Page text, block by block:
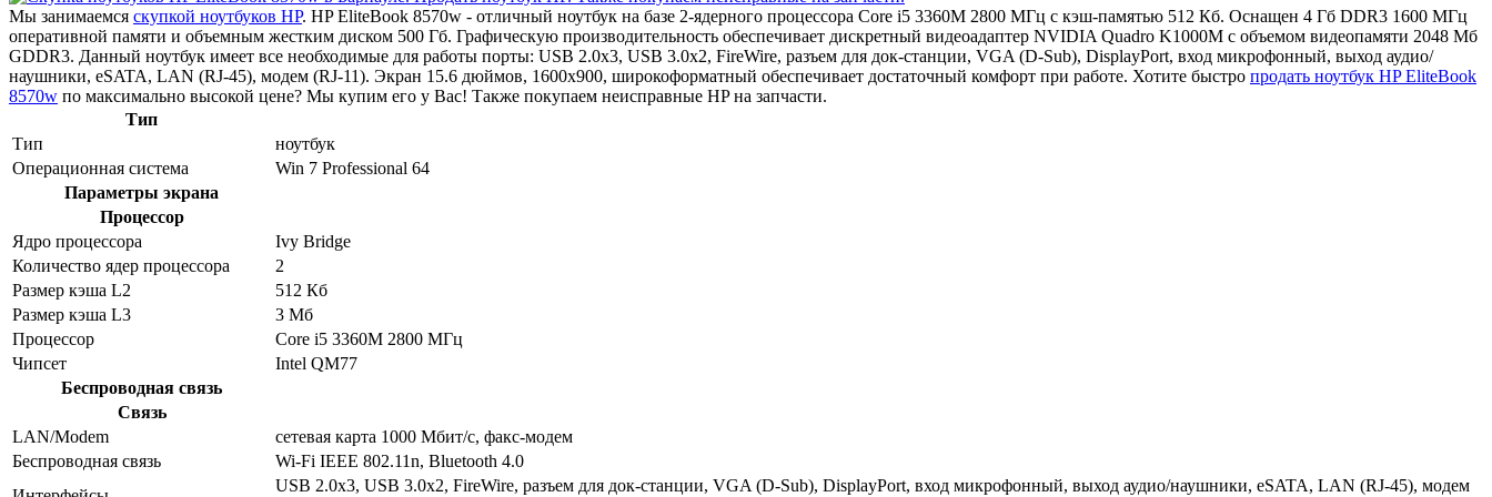
Мы занимаемся скупкой ноутбуков HP. HP EliteBook 8570w - отличный ноутбук на базе 2-ядерного процессора Core i5 3360M 2800 МГц с кэш-памятью 512 Кб. Оснащен 4 Гб DDR3 1600 МГц
оперативной памяти и объемным жестким диском 500 Гб. Графическую производительность обеспечивает дискретный видеоадаптер NVIDIA Quadro K1000M с объемом видеопамяти 2048 Мб
GDDR3. Данный ноутбук имеет все необходимые для работы порты: USB 2.0x3, USB 3.0x2, FireWire, разъем для док-станции, VGA (D-Sub), DisplayPort, вход микрофонный, выход аудио/
наушники, eSATA, LAN (RJ-45), модем (RJ-11). Экран 15.6 дюймов, 1600x900, широкоформатный обеспечивает достаточный комфорт при работе. Хотите быстро продать ноутбук HP EliteBook
8570w по максимально высокой цене? Мы купим его у Вас! Также покупаем неисправные HP на запчасти.
Тип
Тип
ноутбук
Операционная система
Win 7 Professional 64
Параметры экрана
Процессор
Ядро процессора
Ivy Bridge
Количество ядер процессора
2
Размер кэша L2
512 Кб
Размер кэша L3
3 Мб
Процессор
Core i5 3360M 2800 МГц
Чипсет
Intel QM77
Беспроводная связь
Связь
LAN/Modem
сетевая карта 1000 Мбит/c, факс-модем
Беспроводная связь
Wi-Fi IEEE 802.11n, Bluetooth 4.0
USB 2.0x3, USB 3.0x2, FireWire, разъем для док-станции, VGA (D-Sub), DisplayPort, вход микрофонный, выход аудио/наушники, eSATA, LAN (RJ-45), модем